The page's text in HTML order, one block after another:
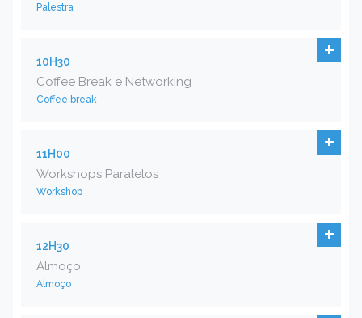
Palestra
10H30
Coffee Break e Networking
Coffee break
11H00
Workshops Paralelos
Workshop
12H30
Almoço
Almoço